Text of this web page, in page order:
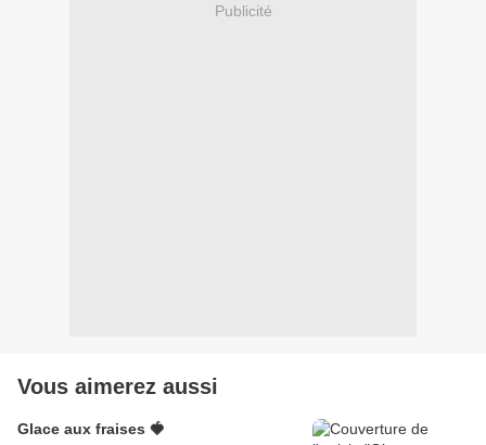
Publicité
Vous aimerez aussi
Glace aux fraises 🍓